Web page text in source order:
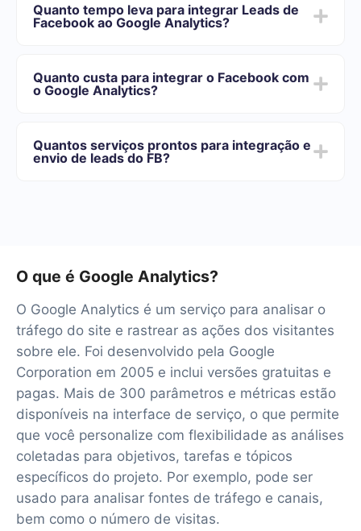
Escolha quais dados transferir do Facebook para o
Google Analytics
do Facebook para o Google Analytics
Quanto tempo leva para integrar Leads de
Facebook ao Google Analytics?
de 5 a 30 minutos. Em média, a configuração leva de
10 a 15 minutos.
Quanto custa para integrar o Facebook com
o Google Analytics?
conjunto de recursos que melhor se adapta às suas
necessidades. Além disso, você tem a oportunidade de
Quantos serviços prontos para integração e
envio de leads do FB?
O que é Google Analytics?
O Google Analytics é um serviço para analisar o
tráfego do site e rastrear as ações dos visitantes
sobre ele. Foi desenvolvido pela Google
Corporation em 2005 e inclui versões gratuitas e
pagas. Mais de 300 parâmetros e métricas estão
disponíveis na interface de serviço, o que permite
que você personalize com flexibilidade as análises
coletadas para objetivos, tarefas e tópicos
específicos do projeto. Por exemplo, pode ser
usado para analisar fontes de tráfego e canais,
bem como o número de visitas.